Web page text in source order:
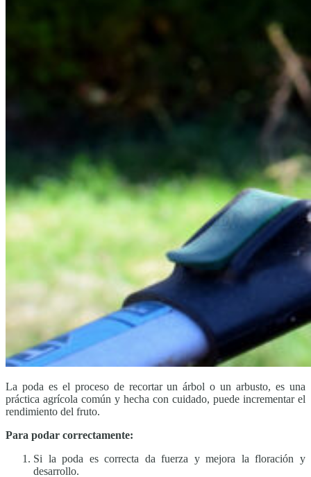
La poda es el proceso de recortar un árbol o un arbusto, es una
práctica agrícola común y hecha con cuidado, puede incrementar el
rendimiento del fruto.
Para podar correctamente:
Si la poda es correcta da fuerza y mejora la floración y
desarrollo.